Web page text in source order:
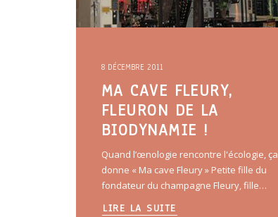
8 DÉCEMBRE 2011
MA CAVE FLEURY,
FLEURON DE LA
BIODYNAMIE !
Quand l’œnologie rencontre l'écologie, ça
donne « Ma cave Fleury » Petite fille du
fondateur du champagne Fleury, fille…
LIRE LA SUITE